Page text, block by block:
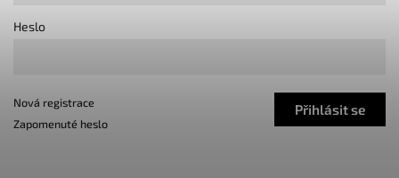
Heslo
Přihlásit se
Nová registrace
Zapomenuté heslo